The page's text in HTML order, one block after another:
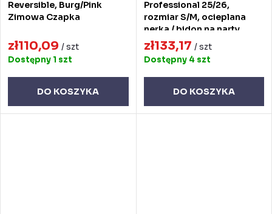
Reversible, Burg/Pink
Zimowa Czapka
zł110,09 / szt
Dostępny 1 szt
DO KOSZYKA
Professional 25/26,
rozmiar S/M, ocieplana
nerka / bidon na narty
zł133,17 / szt
Dostępny 4 szt
DO KOSZYKA